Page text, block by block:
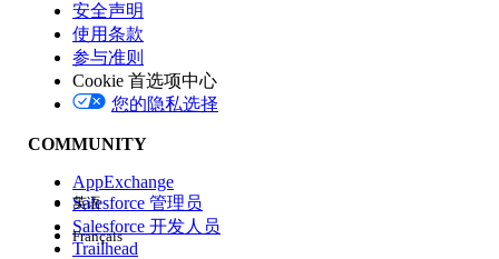
版本
体验
安全声明
使用条款
参与准则
Cookie 首选项中心
您的隐私选择
COMMUNITY
AppExchange
Salesforce 管理员
Salesforce 开发人员
Trailhead
英语
Français